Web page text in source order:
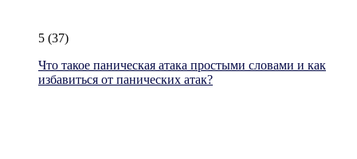
5 (37)
Что такое паническая атака простыми словами и как
избавиться от панических атак?